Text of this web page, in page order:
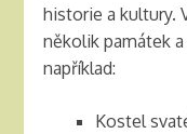
historie a kultury.
několik památek
například:
Kostel